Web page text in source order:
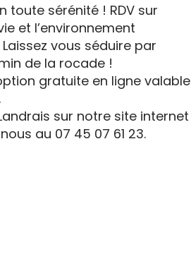
sérénité ! RDV sur
et l’environnement
vous séduire par
de la rocade !
gratuite en ligne valable
sur notre site internet
au 07 45 07 61 23.